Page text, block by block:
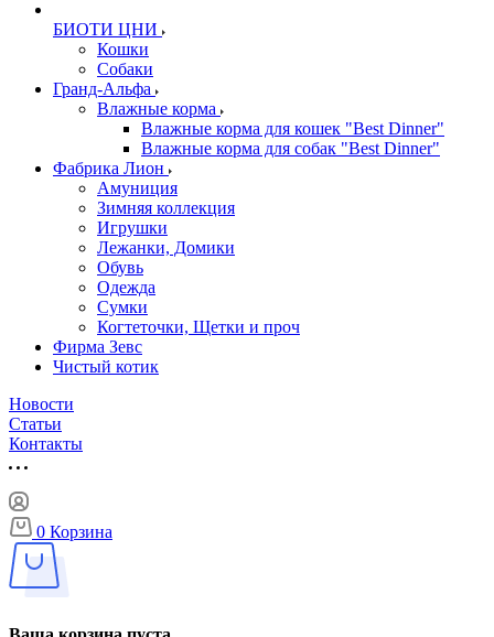
БИОТИ ЦНИ
Кошки
Собаки
Гранд-Альфа
Влажные корма
Влажные корма для кошек "Best Dinner"
Влажные корма для собак "Best Dinner"
Фабрика Лион
Амуниция
Зимняя коллекция
Игрушки
Лежанки, Домики
Обувь
Одежда
Сумки
Когтеточки, Щетки и проч
Фирма Зевс
Чистый котик
Новости
Статьи
Контакты
0 Корзина